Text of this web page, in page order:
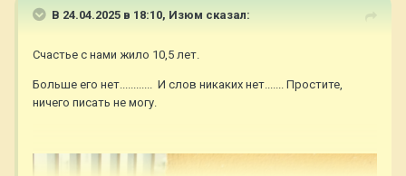
В 24.04.2025 в 18:10, Изюм сказал:
Счастье с нами жило 10,5 лет.
Больше его нет............ И слов никаких нет....... Простите,
ничего писать не могу.